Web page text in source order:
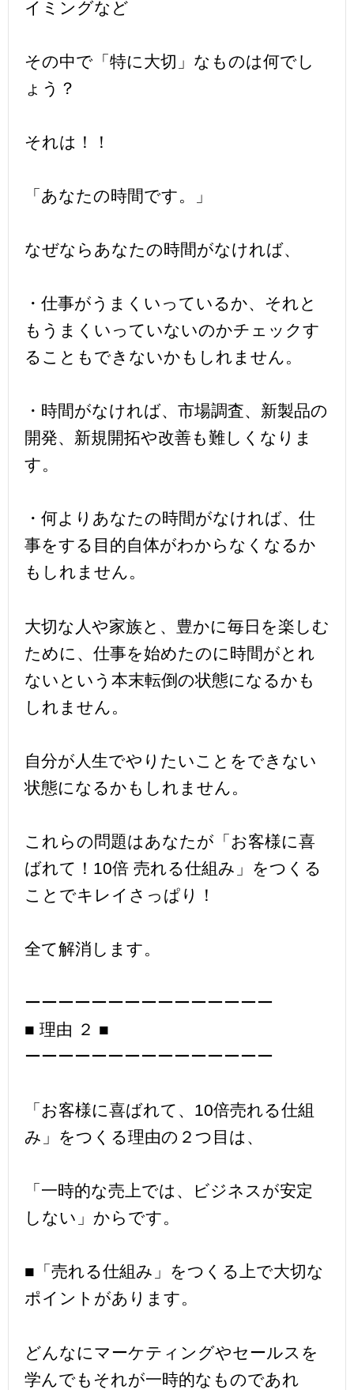
イミングなど
その中で「特に大切」なものは何でし
ょう？
それは！！
「あなたの時間です。」
なぜならあなたの時間がなければ、
・仕事がうまくいっているか、それと
もうまくいっていないのかチェックす
ることもできないかもしれません。
・時間がなければ、市場調査、新製品の
開発、新規開拓や改善も難しくなりま
す。
・何よりあなたの時間がなければ、仕
事をする目的自体がわからなくなるか
もしれません。
大切な人や家族と、豊かに毎日を楽しむ
ために、仕事を始めたのに時間がとれ
ないという本末転倒の状態になるかも
しれません。
自分が人生でやりたいことをできない
状態になるかもしれません。
これらの問題はあなたが「お客様に喜
ばれて！10倍 売れる仕組み」をつくる
ことでキレイさっぱり！
全て解消します。
ーーーーーーーーーーーーーーー
■ 理由 ２ ■
ーーーーーーーーーーーーーーー
「お客様に喜ばれて、10倍売れる仕組
み」をつくる理由の２つ目は、
「一時的な売上では、ビジネスが安定
しない」からです。
■「売れる仕組み」をつくる上で大切な
ポイントがあります。
どんなにマーケティングやセールスを
学んでもそれが一時的なものであれ